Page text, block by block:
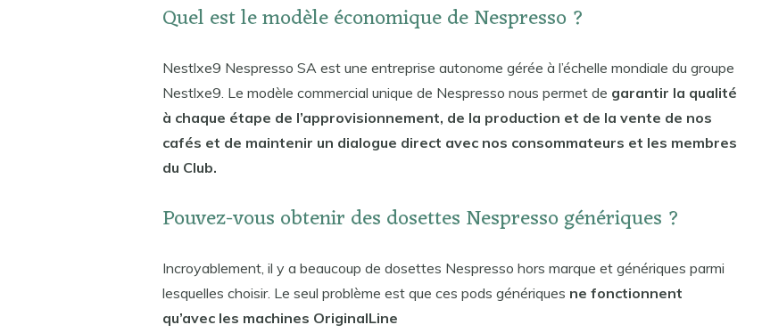
Quel est le modèle économique de Nespresso ?
Nestlxe9 Nespresso SA est une entreprise autonome gérée à l’échelle mondiale du groupe
Nestlxe9. Le modèle commercial unique de Nespresso nous permet de garantir la qualité
à chaque étape de l’approvisionnement, de la production et de la vente de nos
cafés et de maintenir un dialogue direct avec nos consommateurs et les membres
du Club.
Pouvez-vous obtenir des dosettes Nespresso génériques ?
Incroyablement, il y a beaucoup de dosettes Nespresso hors marque et génériques parmi
lesquelles choisir. Le seul problème est que ces pods génériques ne fonctionnent
qu’avec les machines OriginalLine